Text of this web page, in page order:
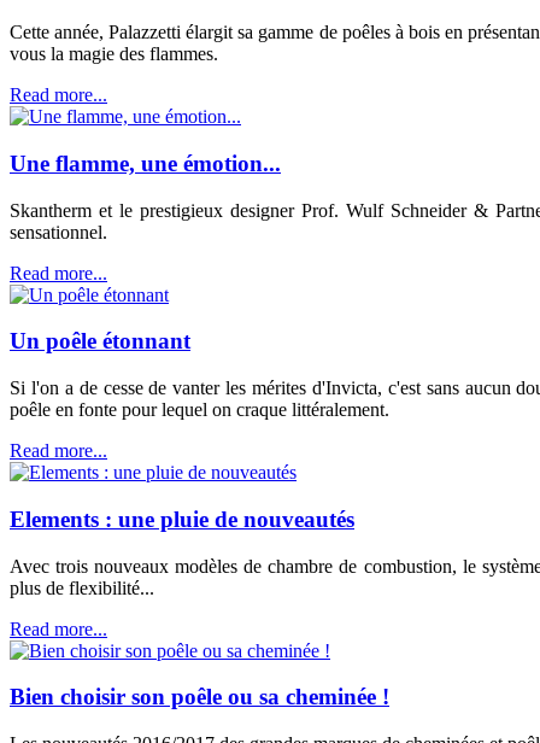
Cette année, Palazzetti élargit sa gamme de poêles à bois en
vous la magie des flammes.
Read more...
Une flamme, une émotion...
Skantherm et le prestigieux designer Prof. Wulf Schneider &
sensationnel.
Read more...
Un poêle étonnant
Si l'on a de cesse de vanter les mérites d'Invicta, c'est sans aucun
poêle en fonte pour lequel on craque littéralement.
Read more...
Elements : une pluie de nouveautés
Avec trois nouveaux modèles de chambre de combustion, le
plus de flexibilité...
Read more...
Bien choisir son poêle ou sa cheminée !